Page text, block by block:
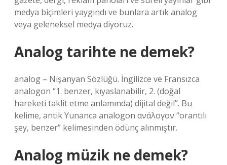
medya biçimleri yaygındı ve bunlara artık analog
veya geleneksel medya diyoruz.
Analog tarihte ne demek?
analog – Nişanyan Sözlüğü. İngilizce ve Fransızca
analogon “1. benzer, kıyaslanabilir, 2. (doğal
hareketi taklit etme anlamında) dijital değil”. Bu
kelime, antik Yunanca analogon ανάλογον “orantılı
şey, benzer” kelimesinden ödünç alınmıştır.
Analog müzik ne demek?